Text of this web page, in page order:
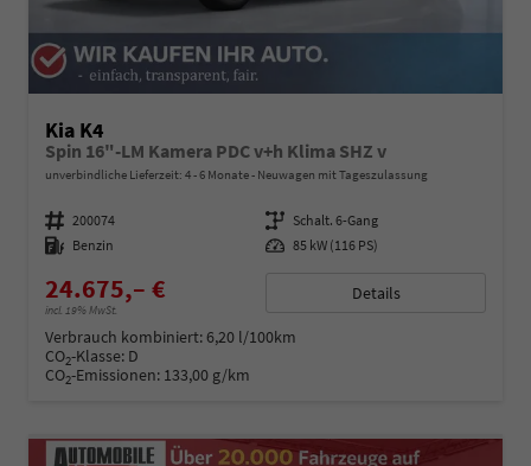
Kia K4
Spin 16"-LM Kamera PDC v+h Klima SHZ v
unverbindliche Lieferzeit: 4 - 6 Monate Neuwagen mit Tageszulassung
Fahrzeugnummer 200074 Getriebe Schalt. 6-Gang
Kraftstoff Benzin Leistung 85 kW (116 PS)
24.675,– €
incl. 19% MwSt.
Details
Verbrauch kombiniert:6,20 l/100km
CO2-Klasse: D
CO2-Emissionen: 133,00 g/km